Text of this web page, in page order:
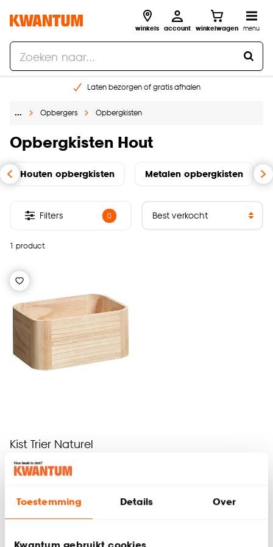
Toestemming Details Over
winkels account winkelwagen menu
Laten bezorgen of gratis afhalen
Gratis raam advies en opmeten aan huis
… Opbergers Opbergkisten
Opbergkisten Hout
Houten opbergkisten Metalen opbergkisten
1 product
Filters 0
Kist Trier Naturel
4.50
Alleen in de winkel